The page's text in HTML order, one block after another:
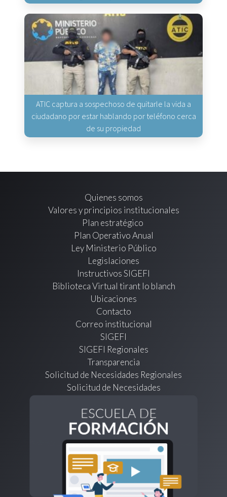
ATIC captura a sospechoso de quitarle la vida a
ciudadano por estar hablando por teléfono cerca
de su propiedad
Quienes somos
Valores y principios institucionales
Plan estratégico
Plan Operativo Anual
Ley Ministerio Público
Legislaciones
Instructivos SIGEFI
Biblioteca Virtual tirant lo blanch
Ubicaciones
Contacto
Correo institucional
SIGEFI
SIGEFI Regionales
Transparencia
Solicitud de Necesidades Regionales
Solicitud de Necesidades